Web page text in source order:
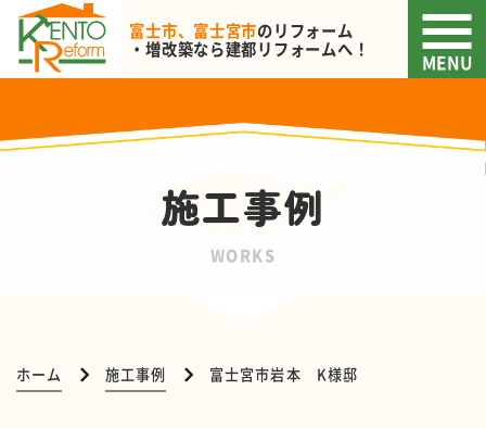
富士市、富士宮市のリフォーム
・増改築なら建都リフォームへ！
MENU
施工事例
WORKS
ホーム 施工事例 富士宮市岩本 K様邸